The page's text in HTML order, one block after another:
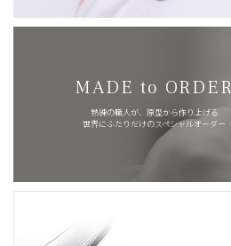
MADE to ORDER
熟練の職人が、原型から作り上げる
世界にふたりだけのスペシャルオーダー